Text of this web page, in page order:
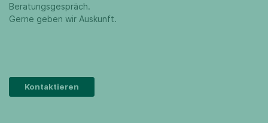
Beratungsgespräch.
Gerne geben wir Auskunft.
Kontaktieren